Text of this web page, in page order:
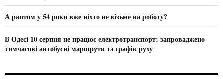
А раптом у 54 роки вже ніхто не візьме на роботу?
В Одесі 10 серпня не працює електротранспорт: запроваджено
тимчасові автобусні маршрути та графік руху